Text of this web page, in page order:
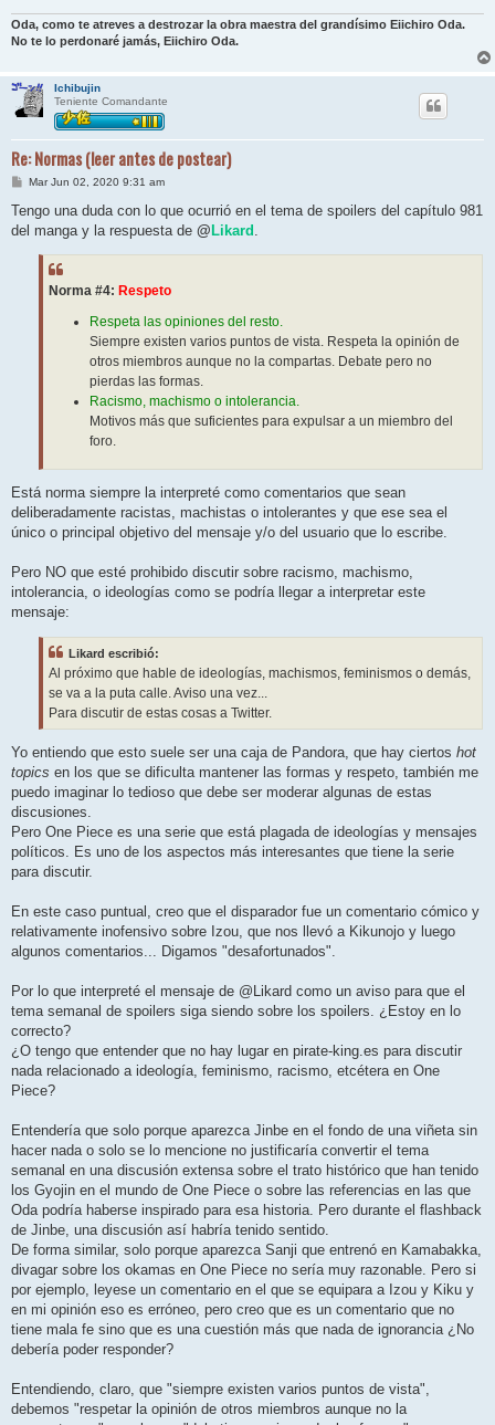
Oda, como te atreves a destrozar la obra maestra del grandísimo Eiichiro Oda.
No te lo perdonaré jamás, Eiichiro Oda.
Ichibujin
Teniente Comandante
Re: Normas (leer antes de postear)
M
n
a
Mar Jun 02, 2020 9:31 am
Tengo una duda con lo que ocurrió en el tema de spoilers del capítulo 981
del manga y la respuesta de @ Likard
Norma #4: Respeto
Respeta las opiniones del resto.
Siempre existen varios puntos de vista. Respeta la opinión de
otros miembros aunque no la compartas. Debate pero no
pierdas las formas.
Racismo, machismo o intolerancia.
Motivos más que suficientes para expulsar a un miembro del
foro.
Está norma siempre la interpreté como comentarios que sean
deliberadamente racistas, machistas o intolerantes y que ese sea el
único o principal objetivo del mensaje y/o del usuario que lo escribe.
Pero NO que esté prohibido discutir sobre racismo, machismo,
intolerancia, o ideologías como se podría llegar a interpretar este
mensaje:
Likard escribió:
Al próximo que hable de ideologías, machismos, feminismos o demás,
se va a la puta calle. Aviso una vez...
Para discutir de estas cosas a Twitter.
Yo entiendo que esto suele ser una caja de Pandora, que hay ciertos hot
topics en los que se dificulta mantener las formas y respeto, también me
puedo imaginar lo tedioso que debe ser moderar algunas de estas
discusiones.
Pero One Piece es una serie que está plagada de ideologías y mensajes
políticos. Es uno de los aspectos más interesantes que tiene la serie
para discutir.
En este caso puntual, creo que el disparador fue un comentario cómico y
relativamente inofensivo sobre Izou, que nos llevó a Kikunojo y luego
algunos comentarios... Digamos "desafortunados".
Por lo que interpreté el mensaje de @Likard como un aviso para que el
tema semanal de spoilers siga siendo sobre los spoilers. ¿Estoy en lo
correcto?
¿O tengo que entender que no hay lugar en pirate-king.es para discutir
nada relacionado a ideología, feminismo, racismo, etcétera en One
Piece?
Entendería que solo porque aparezca Jinbe en el fondo de una viñeta sin
hacer nada o solo se lo mencione no justificaría convertir el tema
semanal en una discusión extensa sobre el trato histórico que han tenido
los Gyojin en el mundo de One Piece o sobre las referencias en las que
Oda podría haberse inspirado para esa historia. Pero durante el flashback
de Jinbe, una discusión así habría tenido sentido.
De forma similar, solo porque aparezca Sanji que entrenó en Kamabakka,
divagar sobre los okamas en One Piece no sería muy razonable. Pero si
por ejemplo, leyese un comentario en el que se equipara a Izou y Kiku y
en mi opinión eso es erróneo, pero creo que es un comentario que no
tiene mala fe sino que es una cuestión más que nada de ignorancia ¿No
debería poder responder?
Entendiendo, claro, que "siempre existen varios puntos de vista",
debemos "respetar la opinión de otros miembros aunque no la